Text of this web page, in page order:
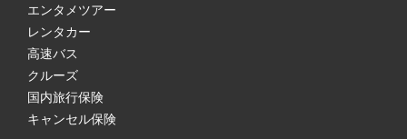
エンタメツアー
レンタカー
高速バス
クルーズ
国内旅行保険
キャンセル保険